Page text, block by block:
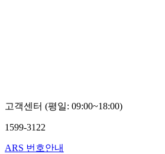
고객센터 (평일: 09:00~18:00)
1599-3122
ARS 번호안내